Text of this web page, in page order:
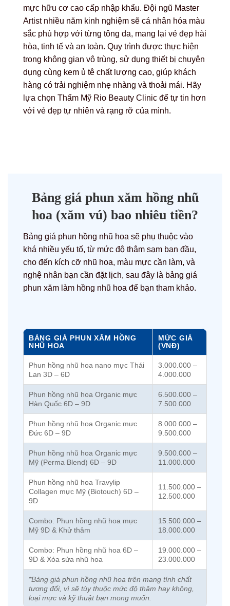
mực hữu cơ cao cấp nhập khẩu. Đội ngũ Master
Artist nhiều năm kinh nghiệm sẽ cá nhân hóa màu
sắc phù hợp với từng tông da, mang lại vẻ đẹp hài
hòa, tinh tế và an toàn. Quy trình được thực hiện
trong không gian vô trùng, sử dụng thiết bị chuyên
dụng cùng kem ủ tê chất lượng cao, giúp khách
hàng có trải nghiệm nhẹ nhàng và thoải mái. Hãy
lựa chọn Thẩm Mỹ Rio Beauty Clinic để tự tin hơn
với vẻ đẹp tự nhiên và rạng rỡ của mình.
Bảng giá phun xăm hồng nhũ
hoa (xăm vú) bao nhiêu tiền?
Bảng giá phun hồng nhũ hoa sẽ phụ thuộc vào
khá nhiều yếu tố, từ mức độ thâm sạm ban đầu,
cho đến kích cỡ nhũ hoa, màu mực cần làm, và
nghệ nhân bạn cần đặt lịch, sau đây là bảng giá
phun xăm làm hồng nhũ hoa để bạn tham khảo.
BẢNG GIÁ PHUN XĂM HỒNG
NHŨ HOA
MỨC GIÁ
(VNĐ)
Phun hồng nhũ hoa nano mực Thái
Lan 3D – 6D
3.000.000 –
4.000.000
Phun hồng nhũ hoa Organic mực
Hàn Quốc 6D – 9D
6.500.000 –
7.500.000
Phun hồng nhũ hoa Organic mực
Đức 6D – 9D
8.000.000 –
9.500.000
Phun hồng nhũ hoa Organic mực
Mỹ (Perma Blend) 6D – 9D
9.500.000 –
11.000.000
Phun hồng nhũ hoa Travylip
Collagen mực Mỹ (Biotouch) 6D –
9D
11.500.000 –
12.500.000
Combo: Phun hồng nhũ hoa mực
Mỹ 9D & Khử thâm
15.500.000 –
18.000.000
Combo: Phun hồng nhũ hoa 6D –
9D & Xóa sửa nhũ hoa
19.000.000 –
23.000.000
*Bảng giá phun hồng nhũ hoa trên mang tính chất
tương đối, vì sẽ tùy thuộc mức độ thâm hay không,
loại mực và kỹ thuật bạn mong muốn.